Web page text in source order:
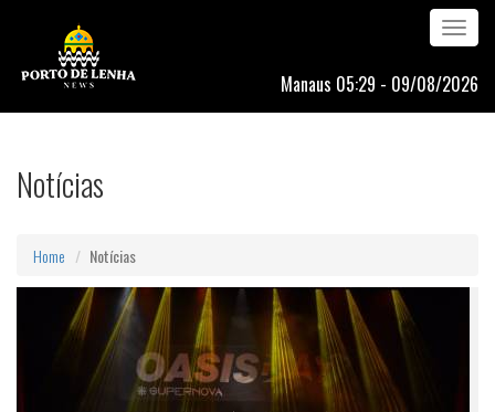
Toggle
navigation
Manaus 05:29 - 09/08/2026
Notícias
Home Notícias